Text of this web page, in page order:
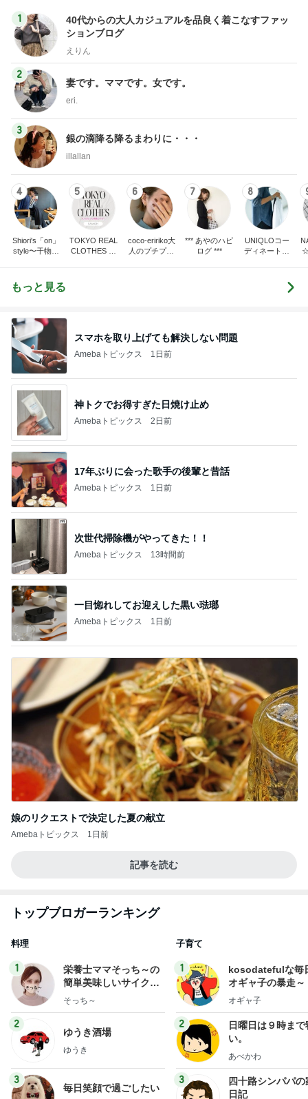
1
40代からの大人カジュアルを品良く着こなすファッ
ションブログ
えりん
2
妻です。ママです。女です。
eri.
3
銀の滴降る降るまわりに・・・
illallan
4
Shiori's「on」
style〜干物女
5
TOKYO REAL
CLOTHES 大
6
coco-eririko大
人のプチプラ
7
*** あやのハピ
ログ ***
8
UNIQLOコー
ディネート日
もっと見る
スマホを取り上げても解決しない問題
Amebaトピックス 1日前
神トクでお得すぎた日焼け止め
Amebaトピックス 2日前
17年ぶりに会った歌手の後輩と昔話
Amebaトピックス 1日前
次世代掃除機がやってきた！！
Amebaトピックス 13時間前
一目惚れしてお迎えした黒い琺瑯
Amebaトピックス 1日前
娘のリクエストで決定した夏の献立
Amebaトピックス 1日前
記事を読む
トップブロガーランキング
料理
1
栄養士ママそっち～の
簡単美味しいサイクル
献立
そっち～
2
ゆうき酒場
ゆうき
3
毎日笑顔で過ごしたい
子育て
1
kosodatefulな毎
オギャ子の暴走～
オギャ子
2
日曜日は９時まで
い。
あべかわ
3
四十路シンパパの
日記